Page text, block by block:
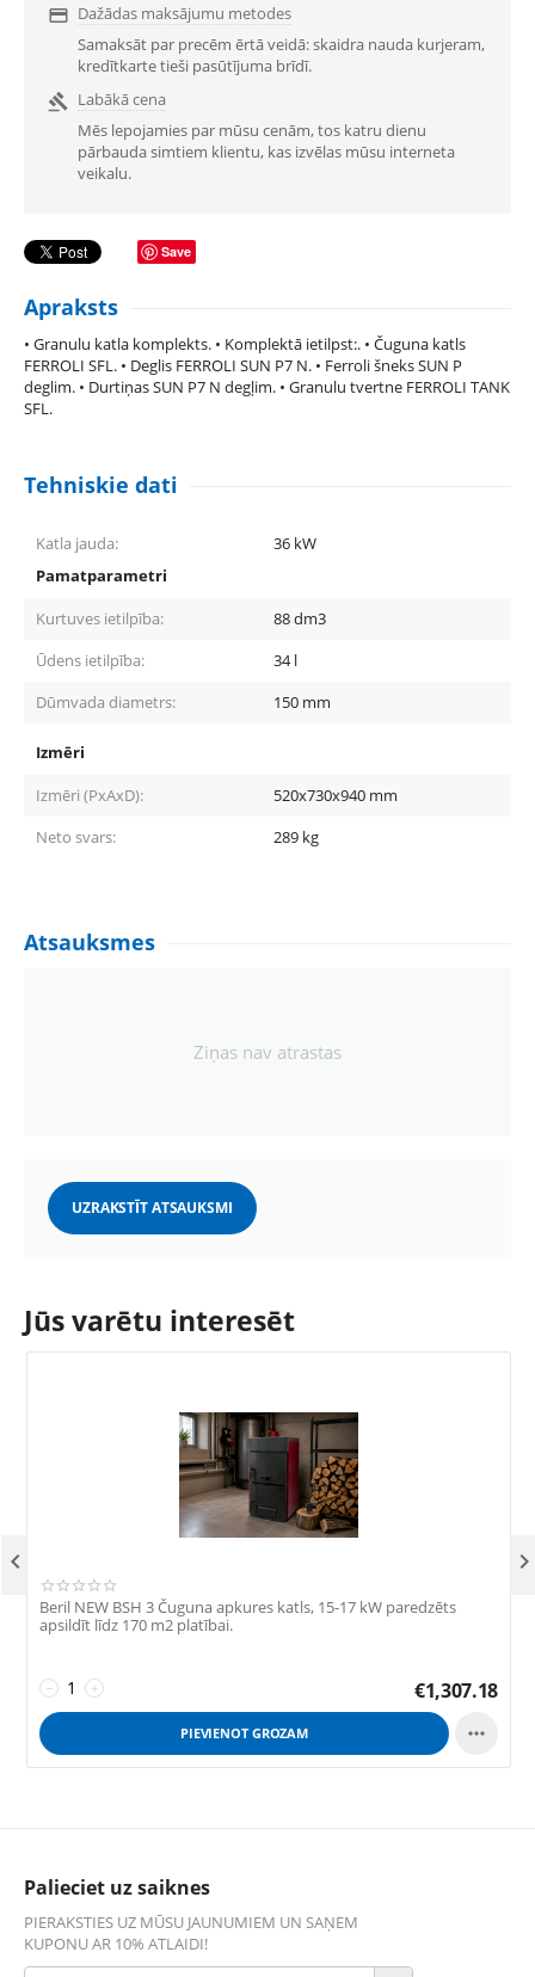
 Dažādas maksājumu metodes
Samaksāt par precēm ērtā veidā: skaidra nauda kurjeram,
kredītkarte tieši pasūtījuma brīdī.

Labākā cena
Mēs lepojamies par mūsu cenām, tos katru dienu
pārbauda simtiem klientu, kas izvēlas mūsu interneta
veikalu.
Save
Apraksts
• Granulu katla komplekts. • Komplektā ietilpst:. • Čuguna katls
FERROLI SFL. • Deglis FERROLI SUN P7 N. • Ferroli šneks SUN P
deglim. • Durtiņas SUN P7 N degļim. • Granulu tvertne FERROLI TANK
SFL.
Tehniskie dati
Katla jauda: 36 kW
Pamatparametri
Kurtuves ietilpība:
88dm3
Ūdens ietilpība:
34 l
Dūmvada diametrs:
150 mm
Izmēri
Izmēri (PxAxD):
520x730x940 mm
Neto svars:
289 kg
Atsauksmes
Ziņas nav atrastas
UZRAKSTĪT ATSAUKSMI
Jūs varētu interesēt
Beril NEW BSH 3 Čuguna apkures katls, 15-17 kW paredzēts
apsildīt līdz 170 m2 platībai.
+
− €1,307.18
PIEVIENOT GROZAM 

Palieciet uz saiknes
PIERAKSTIES UZ MŪSU JAUNUMIEM UN SAŅEM
KUPONU AR 10% ATLAIDI!